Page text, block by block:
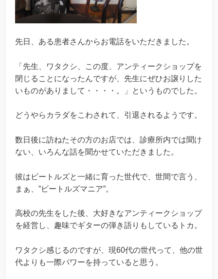
先日、ある患者さんからお電話をいただきました。
「先生、ワタクシ、この度、アンティークショップを
閉じることになったんですが、先生にぜひお譲りした
いものがありまして・・・・。」というものでした。
どうやらカラダをこわされて、引退されるようです。
数日後に訪ねたその方のお店では、診療所内では聞け
ない、いろんな話を聞かせていただきました。
彼はビートルズと一緒に育った世代で、世間で言う、
まぁ、”ビートルズマニア”。
高校の先生をした後、大好きなアンティークショップ
を経営し、趣味でギターの弾き語りもしているトカ。
ワタクシ感じるのですが、現60代の世代って、他の世
代よりも一際パワーを持っていると思う。